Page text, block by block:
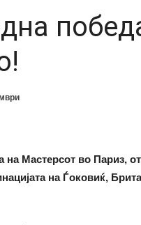
на Мастерсот во Париз,
на Ѓоковиќ,